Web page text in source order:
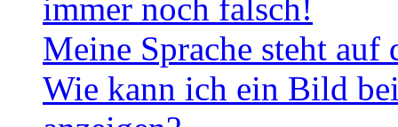
immer noch falsch!
Meine Sprache steht
Wie kann ich ein Bild